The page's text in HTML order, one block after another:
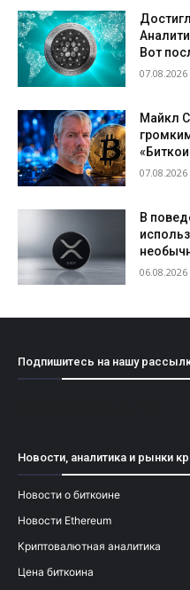
Вот
Майкл
В
06.08.2026
Подпишитесь на нашу
Новости, аналитика и рынки
Новости о биткоине
Новости Ethereum
Криптовалютная аналитика
Цена биткоина